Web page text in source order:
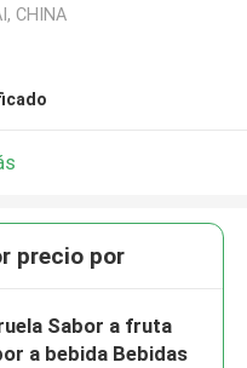
CHINA
precio por
Sabor a fruta
a bebida Bebidas